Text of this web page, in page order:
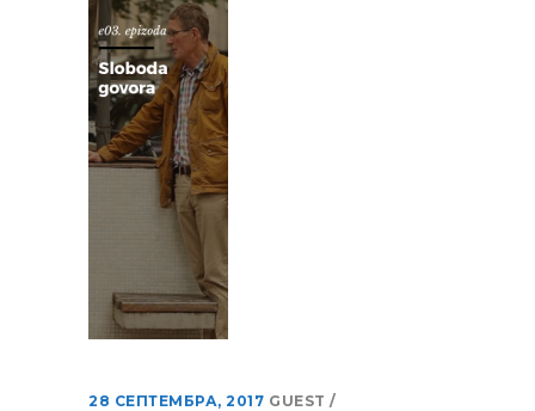
28 СЕПТЕМБРА, 2017 GUEST